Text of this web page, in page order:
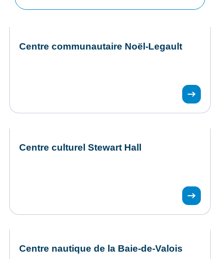
Centre communautaire Noël-Legault
Centre culturel Stewart Hall
Centre nautique de la Baie-de-Valois